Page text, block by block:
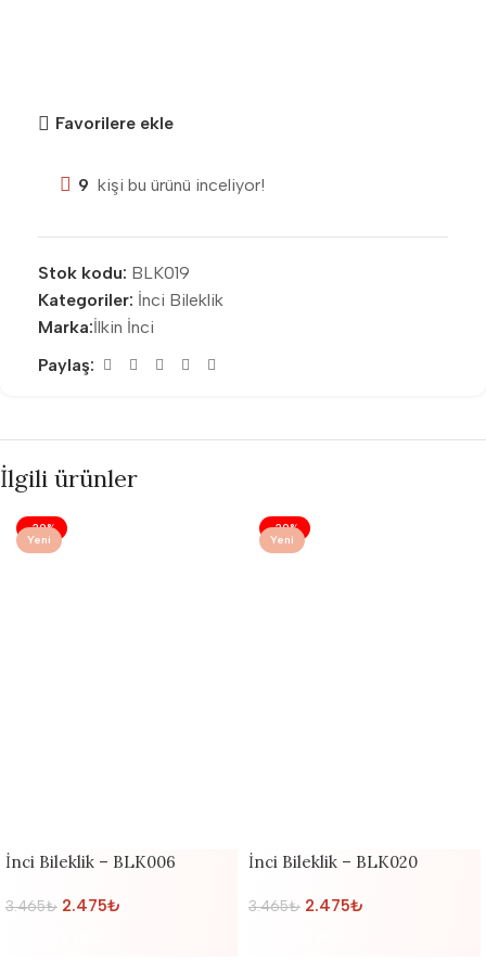
Favorilere ekle
9 kişi bu ürünü inceliyor!
Stok kodu: BLK019
Kategoriler: İnci Bileklik
Marka:İlkin İnci
Paylaş:
İlgili ürünler
-29%
Yeni
İnci Bileklik – BLK006
3.465₺ 2.475₺
-29%
Yeni
İnci Bileklik – BLK020
3.465₺ 2.475₺